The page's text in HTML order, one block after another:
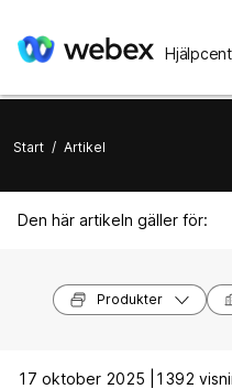
Start / Artikel
Den här artikeln gäller för:
Produkter
17 oktober 2025 |
1392